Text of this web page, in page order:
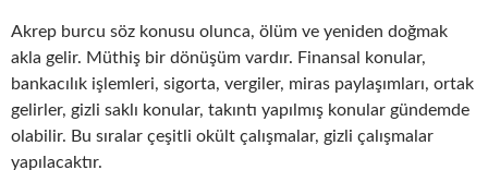
Akrep burcu söz konusu olunca, ölüm ve yeniden doğmak
akla gelir. Müthiş bir dönüşüm vardır. Finansal konular,
bankacılık işlemleri, sigorta, vergiler, miras paylaşımları, ortak
gelirler, gizli saklı konular, takıntı yapılmış konular gündemde
olabilir. Bu sıralar çeşitli okült çalışmalar, gizli çalışmalar
yapılacaktır.